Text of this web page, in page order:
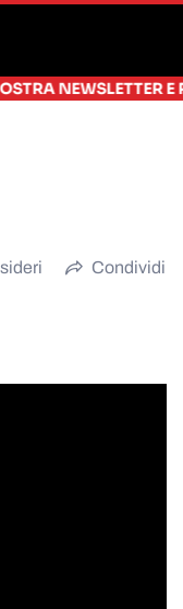
NEWSLETTER E
Condividi